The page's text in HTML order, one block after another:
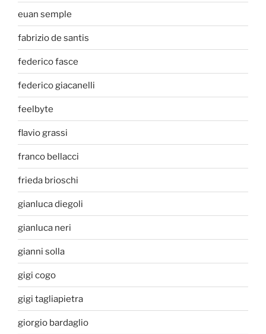
euan semple
fabrizio de santis
federico fasce
federico giacanelli
feelbyte
flavio grassi
franco bellacci
frieda brioschi
gianluca diegoli
gianluca neri
gianni solla
gigi cogo
gigi tagliapietra
giorgio bardaglio